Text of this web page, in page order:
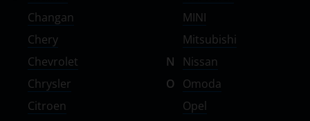
Changan
Chery
Chevrolet
Chrysler
Citroen
MINI
Mitsubishi
N
Nissan
O
Omoda
Opel